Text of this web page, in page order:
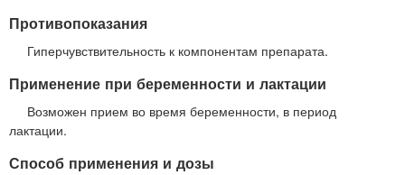
Противопоказания
Гиперчувствительность к компонентам препарата.
Применение при беременности и лактации
Возможен прием во время беременности, в период
лактации.
Способ применения и дозы